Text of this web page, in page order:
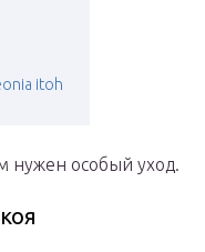
itoh
нужен особый уход.